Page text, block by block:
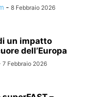
- 8 Febbraio 2026
un impatto
dell’Europa
7 Febbraio 2026